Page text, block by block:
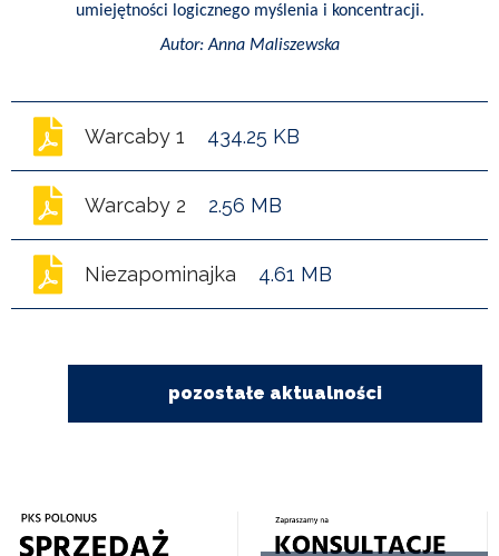
umiejętności logicznego myślenia i koncentracji.
Autor: Anna Maliszewska
Warcaby 1 434.25 KB
Warcaby 2 2.56 MB
Niezapominajka 4.61 MB
pozostałe aktualności